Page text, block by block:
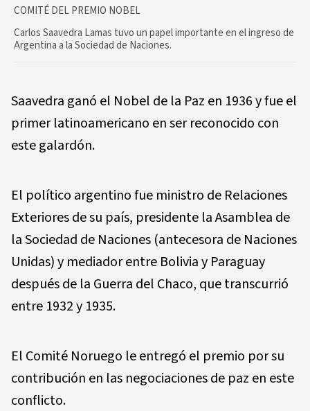
COMITÉ DEL PREMIO NOBEL
Carlos Saavedra Lamas tuvo un papel importante en el ingreso de
Argentina a la Sociedad de Naciones.
Saavedra ganó el Nobel de la Paz en 1936 y fue el
primer latinoamericano en ser reconocido con
este galardón.
El político argentino fue ministro de Relaciones
Exteriores de su país, presidente la Asamblea de
la Sociedad de Naciones (antecesora de Naciones
Unidas) y mediador entre Bolivia y Paraguay
después de la Guerra del Chaco, que transcurrió
entre 1932 y 1935.
El Comité Noruego le entregó el premio por su
contribución en las negociaciones de paz en este
conflicto.